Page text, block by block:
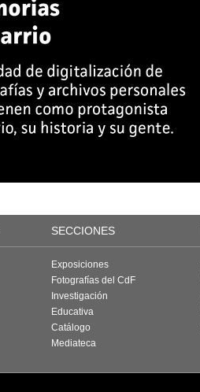
SECCIONES
Exposiciones
Fotografías del CdF
Investigación
Educativa
Catálogo
Mediateca